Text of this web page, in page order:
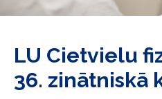
LU Cietvielu
36. zinātniskā